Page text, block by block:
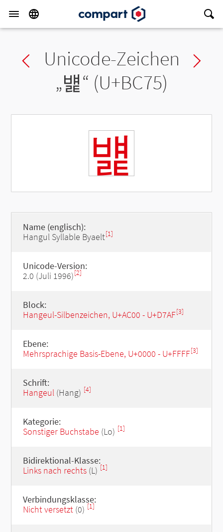
Previous char
Unicode-Zeichen
„뱵“ (U+BC75)
뱵
Name (englisch):
Hangul Syllable Byaelt[1]
Unicode-Version:
2.0 (Juli 1996)[2]
Block:
Hangeul-Silbenzeichen, U+AC00 - U+D7AF[3]
Ebene:
Mehrsprachige Basis-Ebene, U+0000 - U+FFFF[3]
Schrift:
Hangeul(Hang) [4]
Kategorie:
Sonstiger Buchstabe (Lo) [1]
Bidirektional-Klasse:
Links nach rechts(L) [1]
Verbindungsklasse:
Nicht versetzt(0) [1]